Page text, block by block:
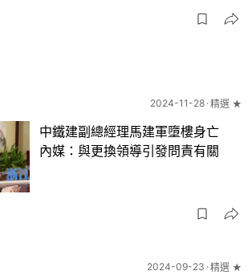
2024-11-28 精選 ★
中鐵建副總經理馬建軍墮樓身亡
內媒：與更換領導引發問責有關
2024-09-23 精選 ★